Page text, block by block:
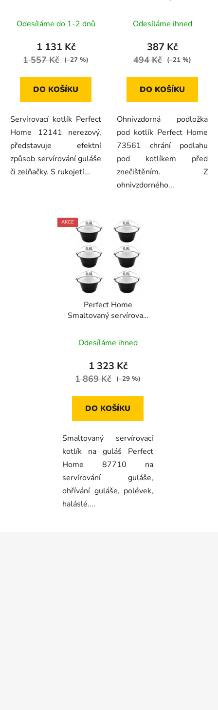
12141
Odesíláme do 1-2 dnů
1 131 Kč
1 557 Kč (–27 %)
DO KOŠÍKU
Servírovací kotlík Perfect
Home 12141 nerezový,
představuje efektní
způsob servírování guláše
či zelňačky. S rukojetí...
černá, 73561
Odesíláme ihned
387 Kč
494 Kč (–21 %)
DO KOŠÍKU
Ohnivzdorná podložka
pod kotlík Perfect Home
73561 chrání podlahu
pod kotlíkem před
znečištěním. Z
ohnivzdorného...
AKCE
Perfect Home
Smaltovaný servírovací
87710
Odesíláme ihned
1 323 Kč
1 869 Kč (–29 %)
DO KOŠÍKU
Smaltovaný servírovací
kotlík na guláš Perfect
Home 87710 na
servírování guláše,
ohřívání guláše, polévek,
haláslé....